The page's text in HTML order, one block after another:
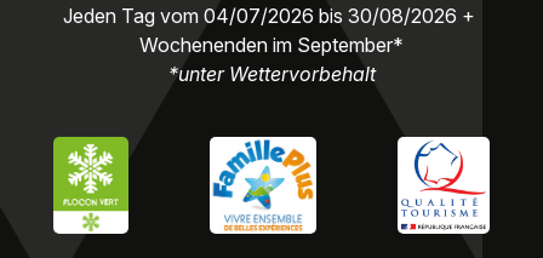
Jeden Tag vom 04/07/2026 bis 30/08/2026 +
Wochenenden im September*
*unter Wettervorbehalt